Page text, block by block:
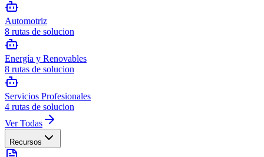
Automotriz
8 rutas de solucion
Energía y Renovables
8 rutas de solucion
Servicios Profesionales
4 rutas de solucion
Ver Todas
Recursos